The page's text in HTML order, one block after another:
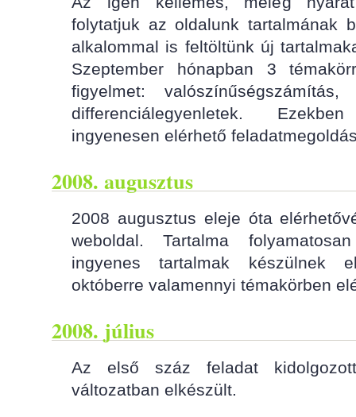
folytatjuk az oldalunk tartalmának
alkalommal is feltöltünk új
Szeptember hónapban 3
figyelmet:
differenciálegyenletek.
ingyenesen elérhető
2008. augusztus
2008 augusztus eleje óta
weboldal. Tartalma
ingyenes tartalmak készülnek
októberre valamennyi témakörben
2008. július
Az első száz feladat
változatban elkészült.